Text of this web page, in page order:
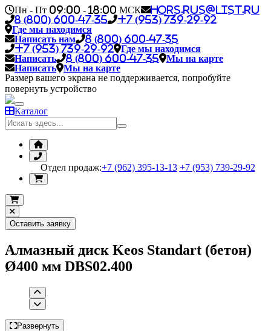
Пн - Пт 09:00 - 18:00 МСК
hors.rus@list.ru
8 (800) 600-47-35
+7 (953) 739-29-92
Где мы находимся
Написать нам
8 (800) 600-47-35
+7 (953) 739-29-92
Где мы находимся
Написать
8 (800) 600-47-35
Мы на карте
Написать
Мы на карте
Размер вашего экрана не поддерживается, попробуйте
повернуть устройство
Каталог
Отдел продаж:+7 (962) 395-13-13 +7 (953) 739-29-92
Оставить заявку
Алмазный диск Keos Standart (бетон)
Ø400 мм DBS02.400
Развернуть